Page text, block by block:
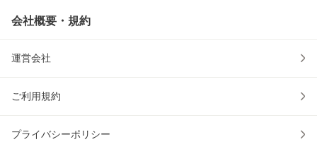
会社概要・規約
運営会社
ご利用規約
プライバシーポリシー